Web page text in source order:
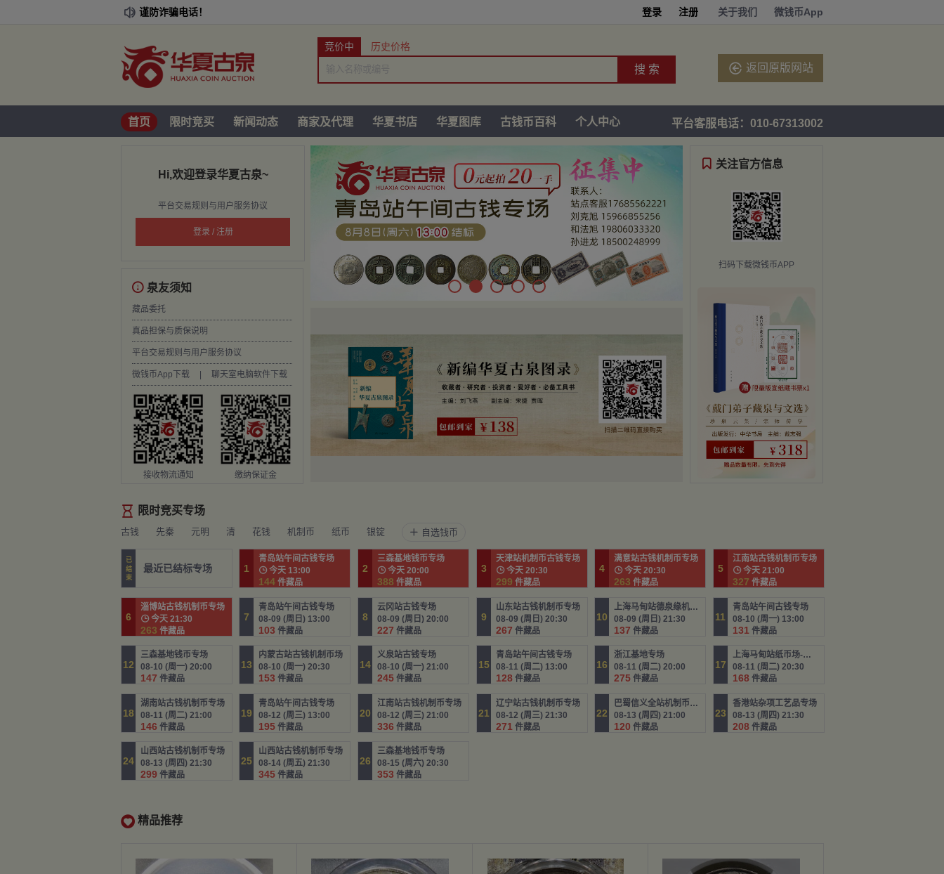
 谨防诈骗电话！ 登录 注册 关于我们 微钱币App
竞价中 历史价格
搜 索  返回原版网站
首页 限时竞买 新闻动态 商家及代理 华夏书店 华夏图库 古钱币百科 个人中心 平台客服电话：010-67313002
Hi,欢迎登录华夏古泉~
平台交易规则与用户服务协议
登录 / 注册
 泉友须知
藏品委托
真品担保与质保说明
平台交易规则与用户服务协议
微钱币App下载 聊天室电脑软件下载
接收物流通知 缴纳保证金
 关注官方信息
扫码下载微钱币APP
 限时竞买专场
古钱 先秦 元明 清 花钱 机制币 纸币 银锭  自选钱币
已
结
束
最近已结标专场 1
青岛站午间古钱专场
 今天 13:00
144 件藏品
2
三森基地钱币专场
今天 20:00
388 件藏品
3
天津站机制币古钱专场
今天 20:30
299 件藏品
4
满意站古钱机制币专场
 今天 20:30
263 件藏品
5
江南站古钱机制币专场
今天 21:00
327 件藏品
6
淄博站古钱机制币专场
今天 21:30
263 件藏品
7
青岛站午间古钱专场
08-09 (周日) 13:00
103 件藏品
8
云冈站古钱专场
08-09 (周日) 20:00
227 件藏品
9
山东站古钱机制币专场
08-09 (周日) 20:30
267 件藏品
10
上海马甸站德泉缘机制币
08-09 (周日) 21:30
137 件藏品
11
青岛站午间古钱专场
08-10 (周一) 13:00
131 件藏品
12
三森基地钱币专场
08-10 (周一) 20:00
147 件藏品
13
内蒙古站古钱机制币场
08-10 (周一) 20:30
153 件藏品
14
义泉站古钱专场
08-10 (周一) 21:00
245 件藏品
15
青岛站午间古钱专场
08-11 (周二) 13:00
128 件藏品
16
浙江基地专场
08-11 (周二) 20:00
275 件藏品
17
上海马甸站纸币场-添加中
08-11 (周二) 20:30
168 件藏品
18
湖南站古钱机制币专场
08-11 (周二) 21:00
146 件藏品
19
青岛站午间古钱专场
08-12 (周三) 13:00
195 件藏品
20
江南站古钱机制币专场
08-12 (周三) 21:00
336 件藏品
21
辽宁站古钱机制币专场
08-12 (周三) 21:30
271 件藏品
22
巴蜀信义全站机制币银锭古钱
08-13 (周四) 21:00
120 件藏品
23
香港站杂项工艺品专场
08-13 (周四) 21:30
208 件藏品
24
山西站古钱机制币专场
08-13 (周四) 21:30
299 件藏品
25
山西站古钱机制币专场
08-14 (周五) 21:30
345 件藏品
26
三森基地钱币专场
08-15 (周六) 20:30
353 件藏品
 精品推荐